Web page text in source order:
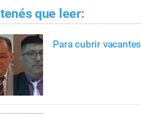
que leer:
Para cubrir vacantes